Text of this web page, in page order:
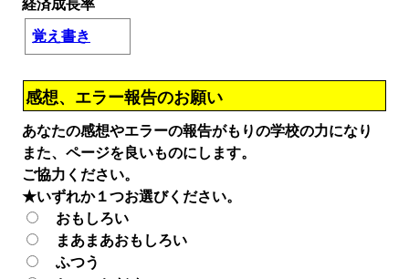
経済成長率
覚え書き
感想、エラー報告のお願い
あなたの感想やエラーの報告がもりの学校の力になり
また、ページを良いものにします。
ご協力ください。
★いずれか１つお選びください。
おもしろい
まあまあおもしろい
ふつう